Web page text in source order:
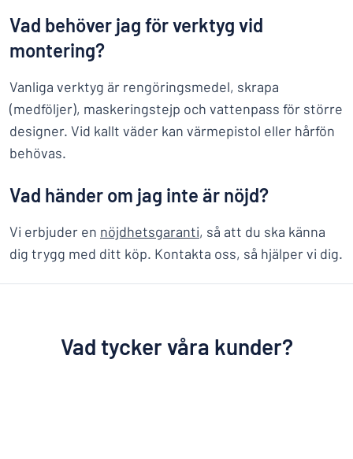
Vad behöver jag för verktyg vid
montering?
Vanliga verktyg är rengöringsmedel, skrapa
(medföljer), maskeringstejp och vattenpass för större
designer. Vid kallt väder kan värmepistol eller hårfön
behövas.
Vad händer om jag inte är nöjd?
Vi erbjuder en nöjdhetsgaranti, så att du ska känna
dig trygg med ditt köp. Kontakta oss, så hjälper vi dig.
Vad tycker våra kunder?